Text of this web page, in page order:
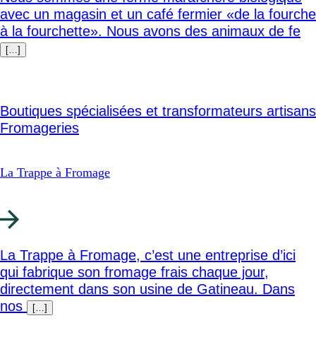
avec un magasin et un café fermier «de la fourche
à la fourchette». Nous avons des animaux de fe
[…]
Boutiques spécialisées et transformateurs artisans
Fromageries
La Trappe à Fromage
La Trappe à Fromage, c’est une entreprise d’ici
qui fabrique son fromage frais chaque jour,
directement dans son usine de Gatineau. Dans
nos
[…]